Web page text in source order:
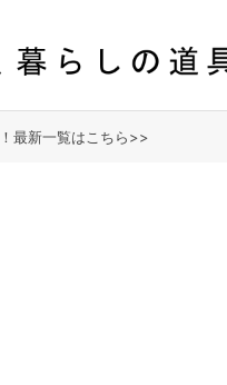
最新一覧はこちら>>